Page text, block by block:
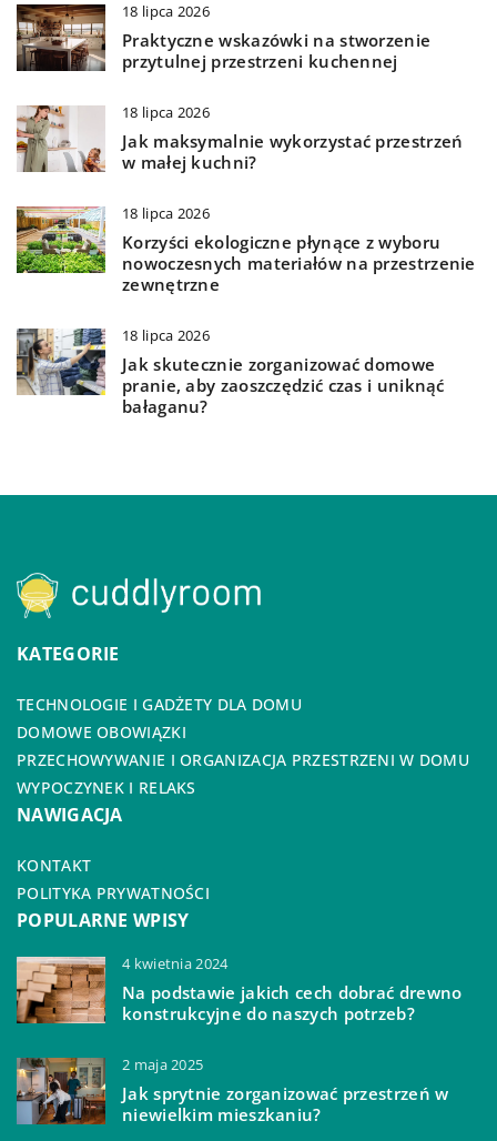
18 lipca 2026
Praktyczne wskazówki na stworzenie
przytulnej przestrzeni kuchennej
18 lipca 2026
Jak maksymalnie wykorzystać przestrzeń
w małej kuchni?
18 lipca 2026
Korzyści ekologiczne płynące z wyboru
nowoczesnych materiałów na przestrzenie
zewnętrzne
18 lipca 2026
Jak skutecznie zorganizować domowe
pranie, aby zaoszczędzić czas i uniknąć
bałaganu?
KATEGORIE
TECHNOLOGIE I GADŻETY DLA DOMU
DOMOWE OBOWIĄZKI
PRZECHOWYWANIE I ORGANIZACJA PRZESTRZENI W DOMU
WYPOCZYNEK I RELAKS
NAWIGACJA
KONTAKT
POLITYKA PRYWATNOŚCI
POPULARNE WPISY
4 kwietnia 2024
Na podstawie jakich cech dobrać drewno
konstrukcyjne do naszych potrzeb?
2 maja 2025
Jak sprytnie zorganizować przestrzeń w
niewielkim mieszkaniu?